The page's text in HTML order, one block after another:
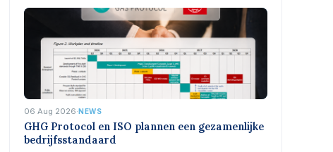
06 Aug 2026·NEWS
GHG Protocol en ISO plannen een gezamenlijke
bedrijfsstandaard